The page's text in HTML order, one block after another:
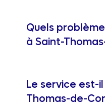
Quels
à Saint-
Le service est-
Thomas-de-